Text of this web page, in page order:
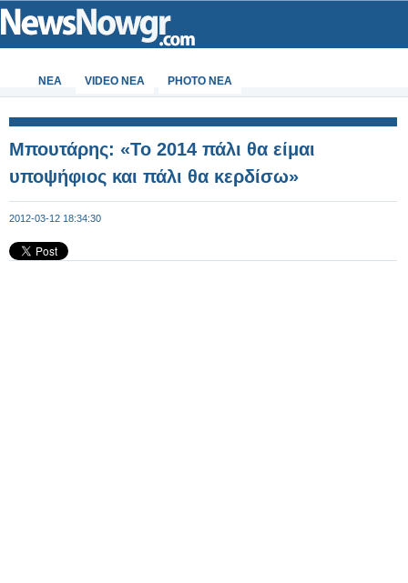
ΝΕΑ VIDEO NEA PHOTO NEA
Μπουτάρης: «Το 2014 πάλι θα είμαι
υποψήφιος και πάλι θα κερδίσω»
2012-03-12 18:34:30